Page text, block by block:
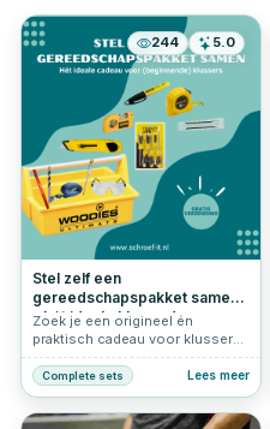
244 5.0
Stel zelf een
gereedschapspakket samen
– hét ideale klus cadeau
Zoek je een origineel én
praktisch cadeau voor klussers?
Bijvoorbeeld voor iemand die op
zichzelf gaat wonen, een vriend
die graag wil leren klussen of
een handig familielid zonder
Complete sets Lees meer